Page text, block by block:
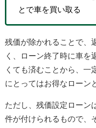
とで車を買い取る
残価が除かれることで、
く、ローン終了時に車を
くても済むことから、一
にとってはお得なローン
ただし、残価設定ローン
件が付けられるもので、